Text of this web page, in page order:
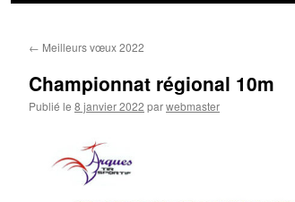
← Meilleurs vœux 2022
Championnat régional 10m
Publié le 8 janvier 2022 parwebmaster